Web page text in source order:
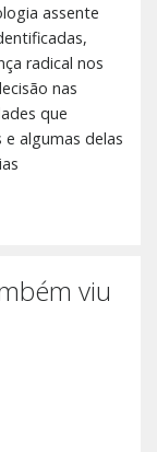
assente
radical nos
nas
que
algumas delas
viu